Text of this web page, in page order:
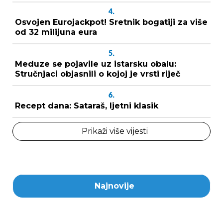
4.
Osvojen Eurojackpot! Sretnik bogatiji za više
od 32 milijuna eura
5.
Meduze se pojavile uz istarsku obalu:
Stručnjaci objasnili o kojoj je vrsti riječ
6.
Recept dana: Sataraš, ljetni klasik
Prikaži više vijesti
Najnovije